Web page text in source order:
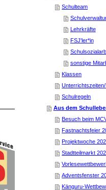
Schulteam
Lehrkräfte
FSJ'ler*in
sonstige
Klassen
Schulregeln
Aus dem
Besuch beim
Fastnachtsfeier
Projektwoche
Stadtteilmarkt
Adventsfenster
Känguru-